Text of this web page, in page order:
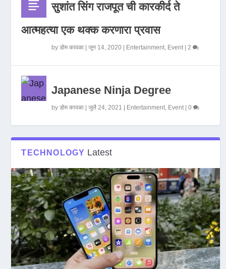
सुशांत सिंग राजपूत ची कारकीर्द ते
आत्महत्या एक थक्क करणारा प्रवास
byडोम कावळा |जून 14, 2020 Entertainment, Event|2
Japanese Ninja Degree
byडोम कावळा |जुलै 24, 2021 Entertainment, Event|0
TECHNOLOGY Latest